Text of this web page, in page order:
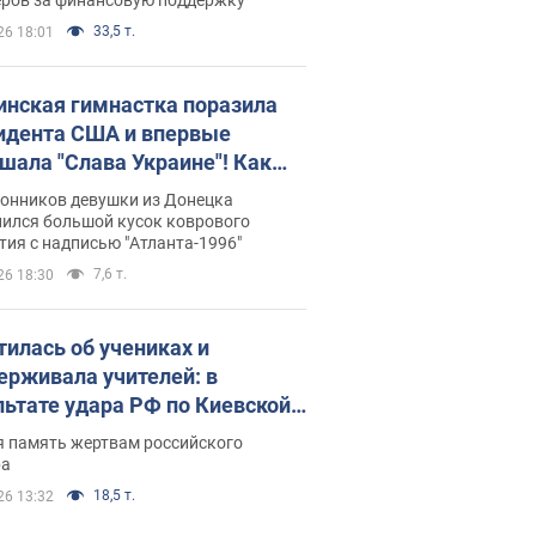
18:01 33,5 т.
гимнастка поразила
США и впервые
"Слава Украине"! Как
судьба Подкопаевой,
30 лет назад завоевала
Олимпиады
девушки из Донецка
большой кусок коврового
с надписью "Атланта-1996"
18:30 7,6 т.
об учениках и
учителей: в
удара РФ по Киевской
погибли директор
лицея, её муж и внук
память жертвам российского
13:32 18,5 т.